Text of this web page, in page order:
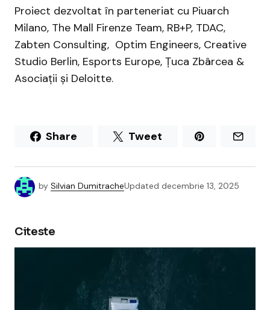
Proiect dezvoltat în parteneriat cu Piuarch
Milano, The Mall Firenze Team, RB+P, TDAC,
Zabten Consulting, Optim Engineers, Creative
Studio Berlin, Esports Europe, Țuca Zbârcea &
Asociații și Deloitte.
Share Tweet
by Silvian DumitracheUpdated decembrie 13, 2025
Citeste